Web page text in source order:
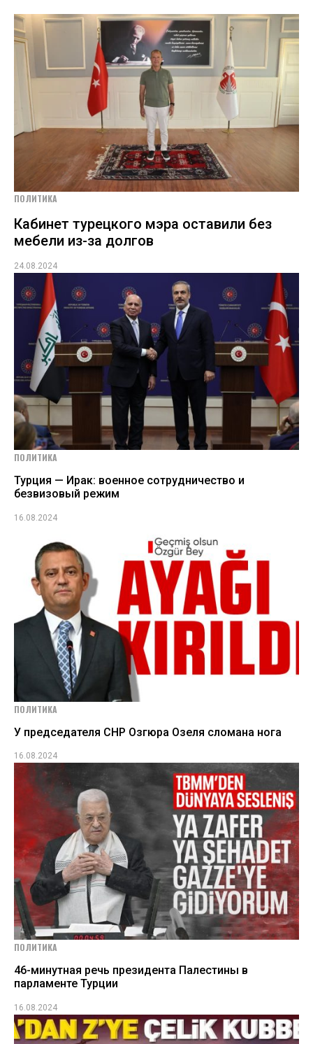
ПОЛИТИКА
Кабинет турецкого мэра оставили без
мебели из-за долгов
24.08.2024
ПОЛИТИКА
Турция — Ирак: военное сотрудничество и
безвизовый режим
16.08.2024
ПОЛИТИКА
У председателя СНР Озгюра Озеля сломана нога
16.08.2024
ПОЛИТИКА
46-минутная речь президента Палестины в
парламенте Турции
16.08.2024